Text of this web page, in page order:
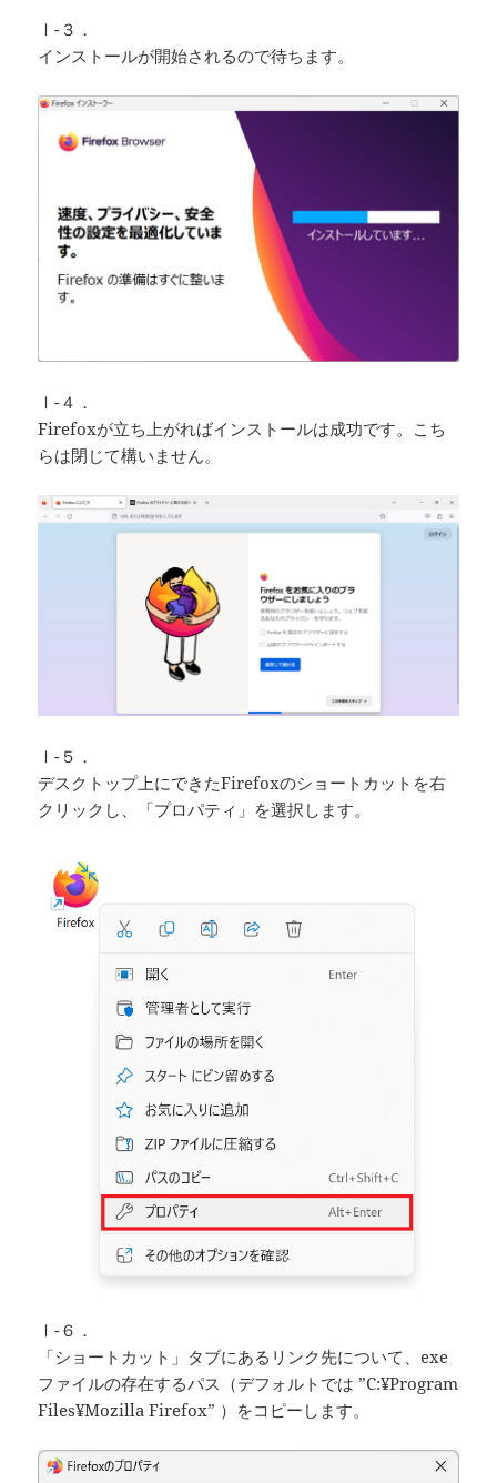
Ⅰ-３．
インストールが開始されるので待ちます。
Ⅰ-４．
Firefoxが立ち上がればインストールは成功です。こち
らは閉じて構いません。
Ⅰ-５．
デスクトップ上にできたFirefoxのショートカットを右
クリックし、「プロパティ」を選択します。
Ⅰ-６．
「ショートカット」タブにあるリンク先について、exe
ファイルの存在するパス（デフォルトでは ”C:¥Program
Files¥Mozilla Firefox” ）をコピーします。